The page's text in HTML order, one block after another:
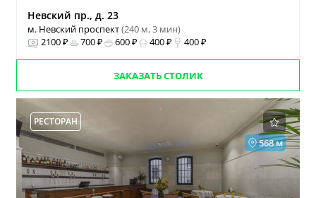
Невский пр., д. 23
м. Невский проспект(240 м, 3 мин)
2100 ₽
700 ₽ 600 ₽ 400 ₽ 400 ₽
ЗАКАЗАТЬ СТОЛИК
РЕСТОРАН
568 м